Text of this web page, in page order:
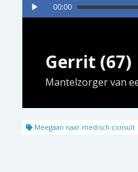
Gerrit (67)
Mantelzorger van
00:00
Meegaan naar medisch consult